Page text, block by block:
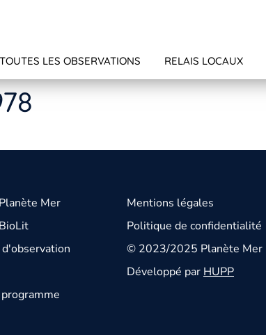
TOUTES LES OBSERVATIONS RELAIS LOCAUX
Mer
Mentions légales
Politique de confidentialité
© 2023/2025 Planète Mer
Développé parHUPP